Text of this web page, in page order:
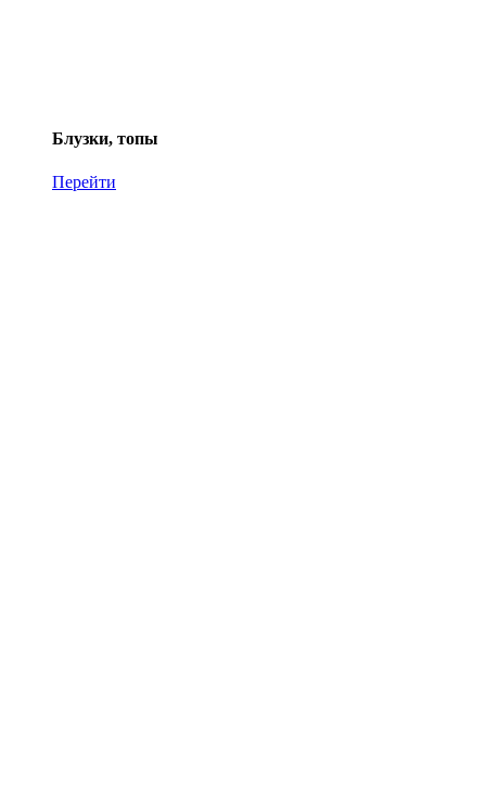
Блузки, топы
Перейти